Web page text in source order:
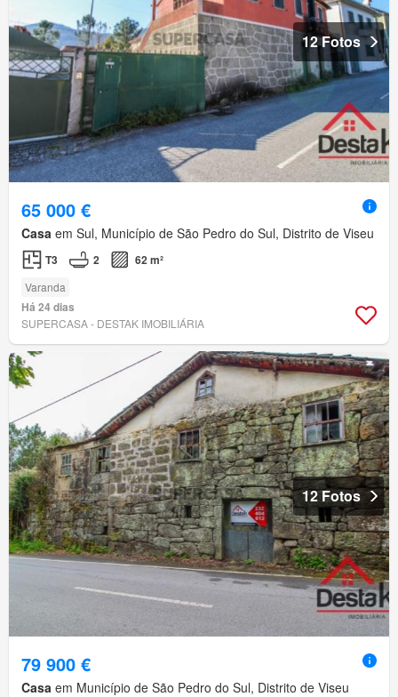
12 Fotos
65 000 €
Casa em Sul, Município de São Pedro do Sul, Distrito de Viseu
T3 2 62 m²
Varanda
Há 24 dias
SUPERCASA - DESTAK IMOBILIÁRIA
12 Fotos
79 900 €
Casa em Município de São Pedro do Sul, Distrito de Viseu